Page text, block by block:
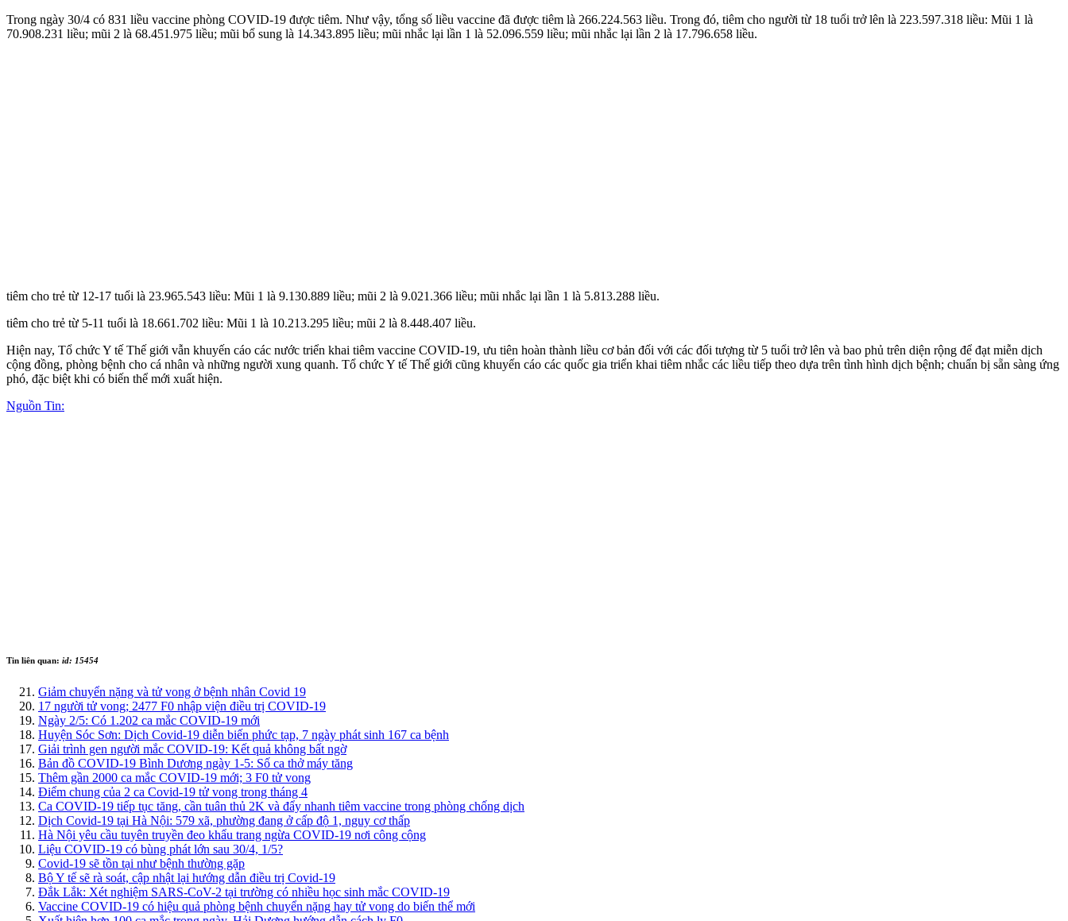
Trong ngày 30/4 có 831 liều vaccine phòng COVID-19 được tiêm. Như vậy, tổng số liều vaccine đã được tiêm là 266.224.563 liều. Trong đó, tiêm cho người từ 1‌8 tuổ‌i trở lên là 223.597.318 liều: Mũi 1 là
70.908.231 liều; mũi 2 là 68.451.975 liều; mũi bổ sung là 14.343.895 liều; mũi nhắc lại lần 1 là 52.096.559 liều; mũi nhắc lại lần 2 là 17.796.658 liều.
tiêm cho trẻ từ 12-17 tuổi là 23.965.543 liều: Mũi 1 là 9.130.889 liều; mũi 2 là 9.021.366 liều; mũi nhắc lại lần 1 là 5.813.288 liều.
tiêm cho trẻ từ 5-11 tuổi là 18.661.702 liều: Mũi 1 là 10.213.295 liều; mũi 2 là 8.448.407 liều.
Hiện nay, Tổ chức Y tế Thế giới vẫn khuyến cáo các nước triển khai tiêm vaccine COVID-19, ưu tiên hoàn thành liều cơ bản đối với các đối tượng từ 5 tuổi trở lên và bao phủ trên diện rộng để đạt miễn dịch
cộng đồng, phòng bệnh cho cá nhân và những người xung quanh. Tổ chức Y tế Thế giới cũng khuyến cáo các quốc gia triển khai tiêm nhắc các liều tiếp theo dựa trên tình hình dịch bệnh; chuẩn bị sẵn sàng ứng
phó, đặc biệt khi có biến thể mới xuất hiện.
Nguồn Tin:
Tin liên quan: id: 15454
Giảm chuyển nặng và tử vong ở bệnh nhân Covid 19
17 người tử vong; 2477 F0 nhập viện điều trị COVID-19
Ngày 2/5: Có 1.202 ca mắc COVID-19 mới
Huyện Sóc Sơn: Dịch Covid-19 diễn biến phức tạp, 7 ngày phát sinh 167 ca bệnh
Giải trình gen người mắc COVID-19: Kết quả không bất ngờ
Bản đồ COVID-19 Bình Dương ngày 1-5: Số ca thở máy tăng
Thêm gần 2000 ca mắc COVID-19 mới; 3 F0 tử vong
Điểm chung của 2 ca Covid-19 tử vong trong tháng 4
Ca COVID-19 tiếp tục tăng, cần tuân thủ 2K và đẩy nhanh tiêm vaccine trong phòng chống dịch
Dịch Covid-19 tại Hà Nội: 579 xã, phường đang ở cấp độ 1, nguy cơ thấp
Hà Nội yêu cầu tuyên truyền đeo khẩu trang ngừa COVID-19 nơi công cộng
Liệu COVID-19 có bùng phát lớn sau 30/4, 1/5?
Covid-19 sẽ tồn tại như bệnh thường gặp
Bộ Y tế sẽ rà soát, cập nhật lại hướng dẫn điều trị Covid-19
Đắk Lắk: Xét nghiệm SARS-CoV-2 tại trường có nhiều học sinh mắc COVID-19
Vaccine COVID-19 có hiệu quả phòng bệnh chuyển nặng hay tử vong do biến thể mới